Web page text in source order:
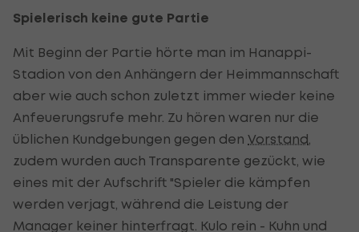
Spielerisch keine gute Partie
Mit Beginn der Partie hörte man im Hanappi-
Stadion von den Anhängern der Heimmannschaft
aber wie auch schon zuletzt immer wieder keine
Anfeuerungsrufe mehr. Zu hören waren nur die
üblichen Kundgebungen gegen den Vorstand
zudem wurden auch Transparente gezückt, wie
eines mit der Aufschrift "Spieler die kämpfen
werden verjagt, während die Leistung der
Manager keiner hinterfragt. Kulo rein - Kuhn und